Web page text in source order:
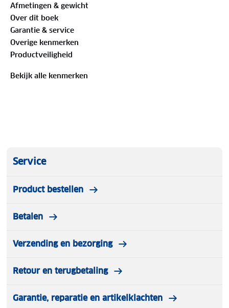
reizen naar Duitsland en door Belgie, de 15 routes in
het boek. Een groot deel van het boek gaat over
het waarom van reizen op de fiets, en waarom je na
het lezen van dit boek nog maar een ding wilt : je
ketting smeren, je banden oppompen en gaan!
Afmetingen & gewicht
Over dit boek
Garantie & service
Overige kenmerken
Productveiligheid
Bekijk alle kenmerken
Service
Product bestellen
Betalen
Verzending en bezorging
Retour en terugbetaling
Garantie, reparatie en artikelklachten